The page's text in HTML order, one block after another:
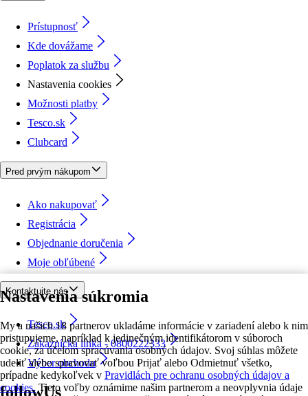
Nastavenia súkromia
My a našich 18 partnerov ukladáme informácie v zariadení alebo k nim
pristupujeme, napríklad k jedinečným identifikátorom v súboroch
cookie, za účelom spracúvania osobných údajov. Svoj súhlas môžete
udeliť alebo spravovať voľbou Prijať alebo Odmietnuť všetko,
prípadne kedykoľvek v Pravidlách pre ochranu osobných údajov a
cookies. Tieto voľby oznámime našim partnerom a neovplyvnia údaje
Prístupnosť
Kde dovážame
Poplatok za službu
Nastavenia cookies
Možnosti platby
Tesco.sk
Clubcard
Pred prvým nákupom
Ako nakupovať
Registrácia
Objednanie doručenia
Moje obľúbené
Kontaktujte nás
Tesco.sk
Zákaznícka linka - 0800222333
Výber obchodu
followUs